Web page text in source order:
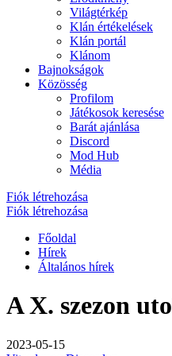
Világtérkép
Klán értékelések
Klán portál
Klánom
Bajnokságok
Közösség
Profilom
Játékosok keresése
Barát ajánlása
Discord
Mod Hub
Média
Fiók létrehozása
Fiók létrehozása
Főoldal
Hírek
Általános hírek
A X. szezon
2023-05-15